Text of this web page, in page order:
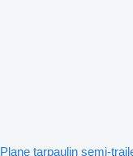
Plane tarpaulin semi-